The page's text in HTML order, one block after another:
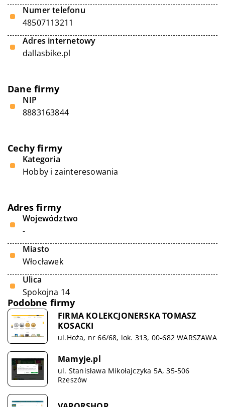
Numer telefonu
48507113211
Adres internetowy
dallasbike.pl
Dane firmy
NIP
8883163844
Cechy firmy
Kategoria
Hobby i zainteresowania
Adres firmy
Województwo
-
Miasto
Włocławek
Ulica
Spokojna 14
Podobne firmy
FIRMA KOLEKCJONERSKA TOMASZ
KOSACKI
ul.Hoża, nr 66/68, lok. 313, 00-682 WARSZAWA
Mamyje.pl
ul. Stanisława Mikołajczyka 5A, 35-506
Rzeszów